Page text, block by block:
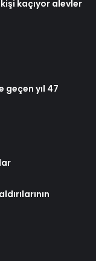
kaçıyor alevler
yıl 47